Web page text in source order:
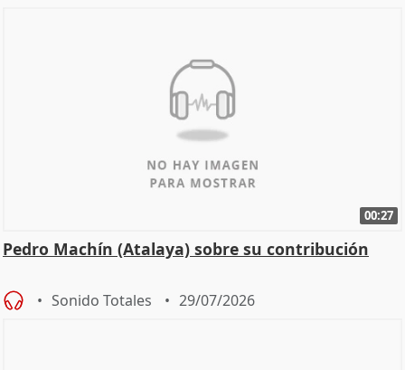
00:27
Pedro Machín (Atalaya) sobre su contribución
Sonido Totales 29/07/2026